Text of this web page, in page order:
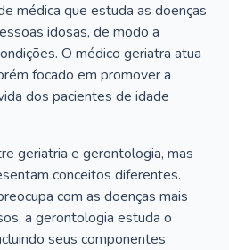
médica que estuda as doenças
idosas, de modo a
O médico geriatra atua
focado em promover a
dos pacientes de idade
geriatria e gerontologia, mas
conceitos diferentes.
com as doenças mais
a gerontologia estuda o
seus componentes